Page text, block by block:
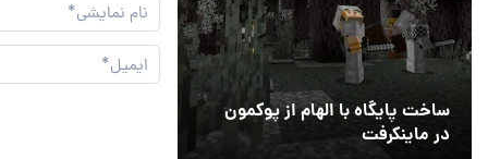
ساخت پایگاه با الهام از پوکمون
در ماینکرفت